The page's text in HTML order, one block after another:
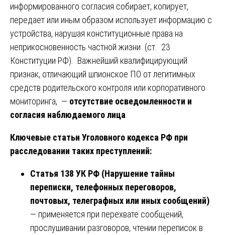
информированного согласия собирает, копирует,
передает или иным образом использует информацию с
устройства, нарушая конституционные права на
неприкосновенность частной жизни (ст. 23
Конституции РФ). Важнейший квалифицирующий
признак, отличающий шпионское ПО от легитимных
средств родительского контроля или корпоративного
мониторинга, — отсутствие осведомленности и
согласия наблюдаемого лица
Ключевые статьи Уголовного кодекса РФ при
расследовании таких преступлений:
Статья 138 УК РФ (Нарушение тайны
переписки, телефонных переговоров,
почтовых, телеграфных или иных сообщений)
— применяется при перехвате сообщений,
прослушивании разговоров, чтении переписок в